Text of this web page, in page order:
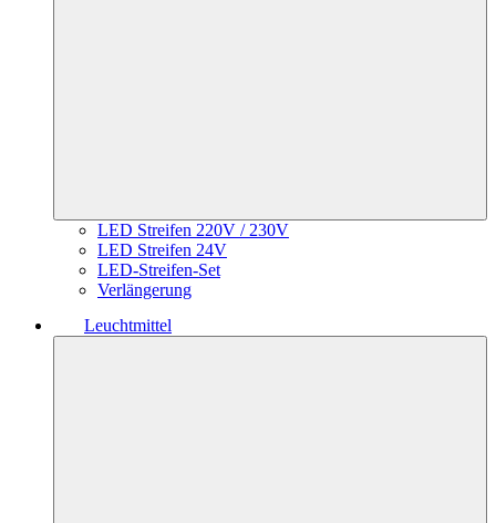
LED Streifen 220V / 230V
LED Streifen 24V
LED-Streifen-Set
Verlängerung
Leuchtmittel